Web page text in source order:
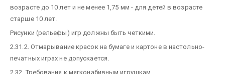
возрасте до 10 лет и не менее 1,75 мм - для детей в возрасте
старше 10 лет.
Рисунки (рельефы) игр должны быть четкими.
2.31.2. Отмарывание красок на бумаге и картоне в настольно-
печатных играх не допускается.
2.32. Требования к мягконабивным игрушкам